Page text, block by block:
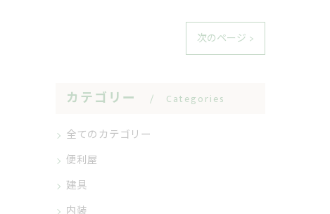
次のページ >
カテゴリー Categories
全てのカテゴリー
便利屋
建具